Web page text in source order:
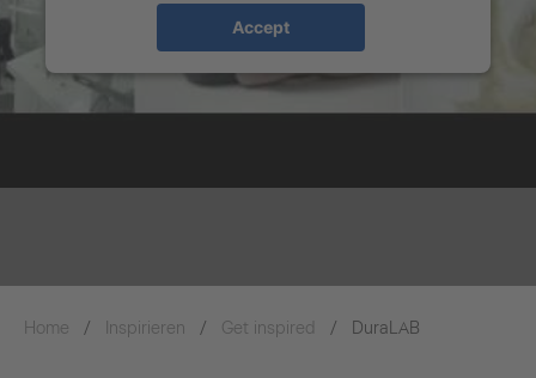
Accept
Home Inspirieren Get inspired DuraLAB